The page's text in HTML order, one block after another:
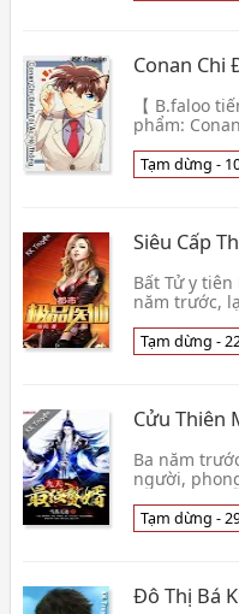
Conan Chi
【 B.faloo
phẩm:
trinh thám
Tạm dừng -
Siêu Cấp
Bất Tử y
năm trước,
👦 Lâm
Tạm dừng -
Cửu Thiên
Ba năm
người,
lấy 👦 Tuyết
Tạm dừng -
Đô Thị Bá